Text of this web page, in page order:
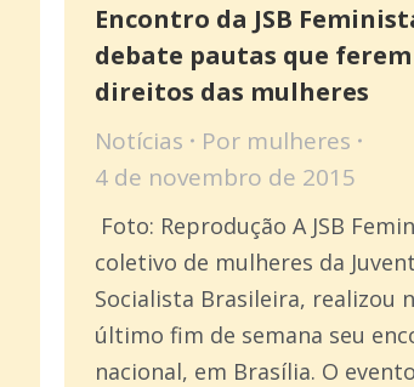
Encontro da JSB
debate pautas que ferem
direitos das mulheres
Notícias Por mulheres
4 de novembro de 2015
Foto: Reprodução A JSB
coletivo de mulheres da
Socialista Brasileira, realizou
último fim de semana seu
nacional, em Brasília. O evento